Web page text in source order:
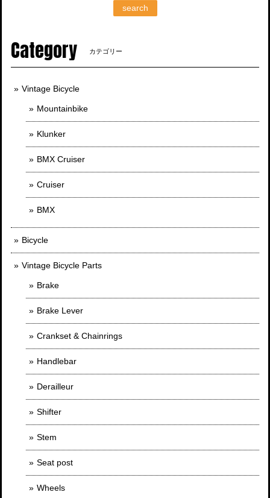
search
Category カテゴリー
Vintage Bicycle
Mountainbike
Klunker
BMX Cruiser
Cruiser
BMX
Bicycle
Vintage Bicycle Parts
Brake
Brake Lever
Crankset & Chainrings
Handlebar
Derailleur
Shifter
Stem
Seat post
Wheels